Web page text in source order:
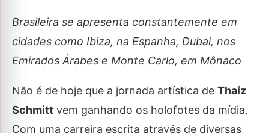
Brasileira se apresenta constantemente em
cidades como Ibiza, na Espanha, Dubai, nos
Emirados Árabes e Monte Carlo, em Mônaco
Não é de hoje que a jornada artística de Thaíz
Schmitt vem ganhando os holofotes da mídia.
Com uma carreira escrita através de diversas